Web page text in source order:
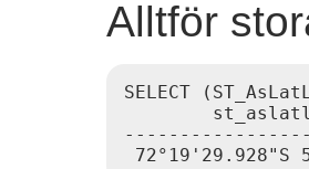
Alltför
SELECT